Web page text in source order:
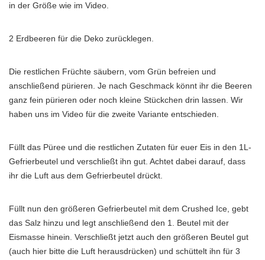
in der Größe wie im Video.
2 Erdbeeren für die Deko zurücklegen.
Die restlichen Früchte säubern, vom Grün befreien und
anschließend pürieren. Je nach Geschmack könnt ihr die Beeren
ganz fein pürieren oder noch kleine Stückchen drin lassen. Wir
haben uns im Video für die zweite Variante entschieden.
Füllt das Püree und die restlichen Zutaten für euer Eis in den 1L-
Gefrierbeutel und verschließt ihn gut. Achtet dabei darauf, dass
ihr die Luft aus dem Gefrierbeutel drückt.
Füllt nun den größeren Gefrierbeutel mit dem Crushed Ice, gebt
das Salz hinzu und legt anschließend den 1. Beutel mit der
Eismasse hinein. Verschließt jetzt auch den größeren Beutel gut
(auch hier bitte die Luft herausdrücken) und schüttelt ihn für 3